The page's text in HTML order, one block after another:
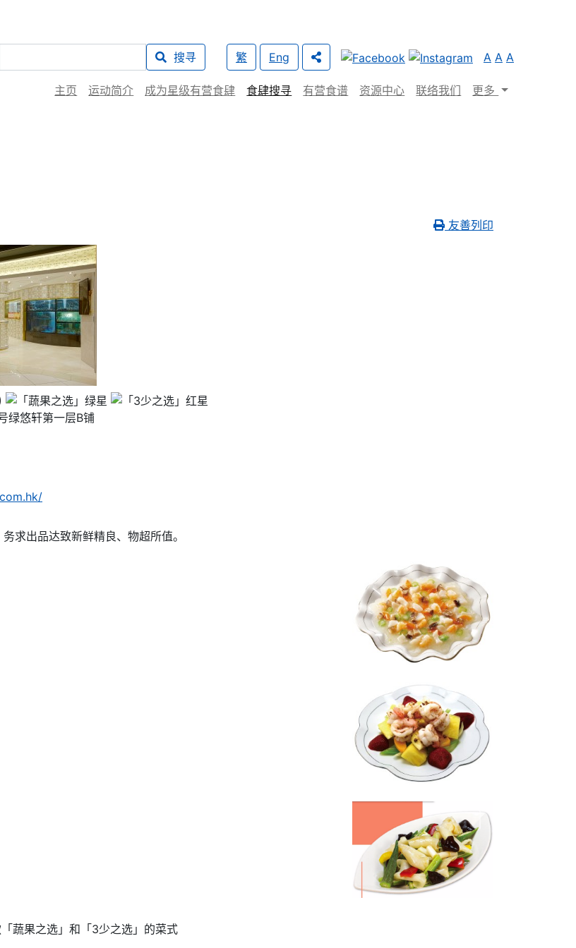
搜寻 繁 Eng A A A
主页 运动简介 成为星级有营食肆 食肆搜寻 有营食谱 资源中心 联络我们 更多
友善列印
绿悠轩第一层B铺
求出品达致新鲜精良、物超所值。
蔬果之选」和「3少之选」的菜式